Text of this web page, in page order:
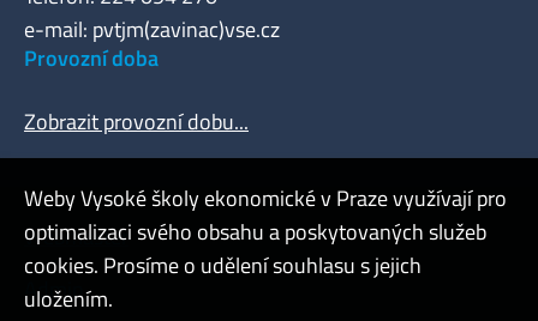
e-mail: pvtjm(zavinac)vse.cz
Provozní doba
Zobrazit provozní dobu...
Webmaster
Admin
Weby Vysoké školy ekonomické v Praze využívají pro
optimalizaci svého obsahu a poskytovaných služeb
cookies. Prosíme o udělení souhlasu s jejich
uložením.